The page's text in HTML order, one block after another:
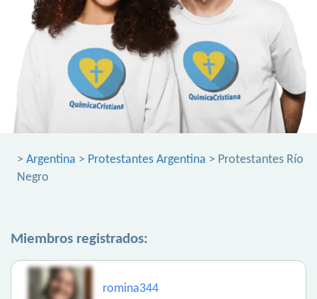
> Argentina > Protestantes Argentina > Protestantes Río
Negro
Miembros registrados:
romina344